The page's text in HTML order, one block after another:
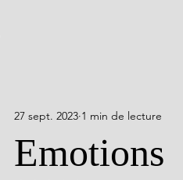
Emotions
27 sept. 2023 1 min de lecture